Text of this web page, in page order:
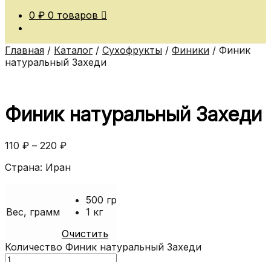
0 ₽ 0 товаров
Главная / Каталог/ Сухофрукты / Финики / Финик
натуральный Захеди
Финик натуральный Захеди
110 ₽ – 220 ₽
Страна: Иран
Вес, грамм
500 гр
1 кг
Очистить
Количество Финик натуральный Захеди